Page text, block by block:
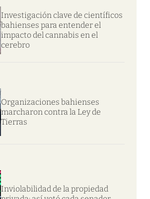
Investigación clave de científicos
bahienses para entender el
impacto del cannabis en el
cerebro
Organizaciones bahienses
marcharon contra la Ley de
Tierras
Inviolabilidad de la propiedad